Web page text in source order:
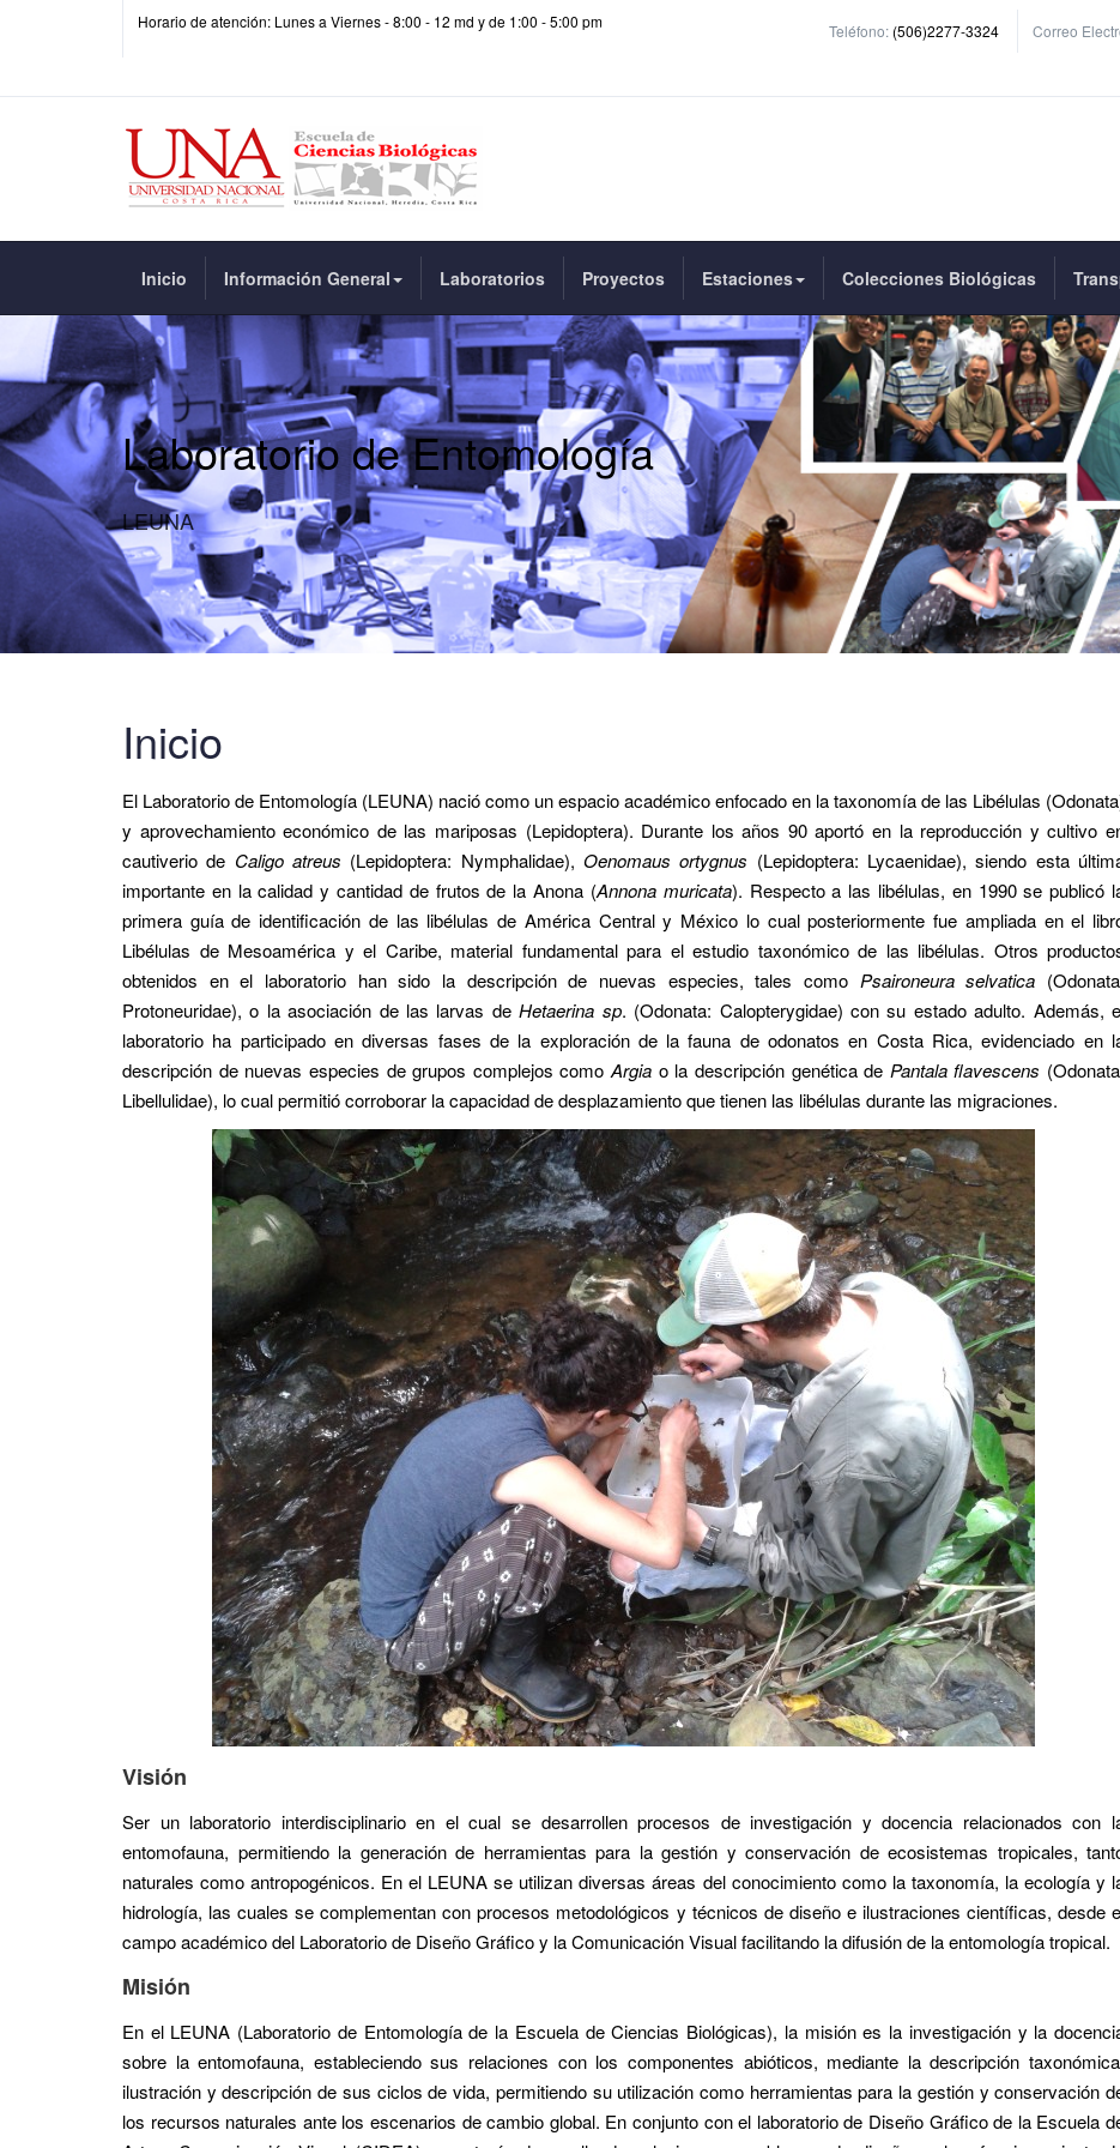
Horario de atención: Lunes a Viernes - 8:00 - 12 md y de 1:00 - 5:00 pm Teléfono: (506)2277-3324 Correo
Inicio Información General Laboratorios Proyectos Estaciones Colecciones Biológicas
Laboratorio de Entomología
LEUNA
Inicio
El Laboratorio de Entomología (LEUNA) nació como un espacio académico enfocado en la taxonomía de las Libélulas
y aprovechamiento económico de las mariposas (Lepidoptera). Durante los años 90 aportó en la reproducción y cultivo
cautiverio de Caligo atreus (Lepidoptera: Nymphalidae),Oenomaus ortygnus (Lepidoptera: Lycaenidae), siendo esta
importante en la calidad y cantidad de frutos de la Anona (Annona muricata). Respecto a las libélulas, en 1990 se publicó
primera guía de identificación de las libélulas de América Central y México lo cual posteriormente fue ampliada en el
Libélulas de Mesoamérica y el Caribe, material fundamental para el estudio taxonómico de las libélulas. Otros
obtenidos en el laboratorio han sido la descripción de nuevas especies, tales como Psaironeura selvatica
Protoneuridae), o la asociación de las larvas deHetaerina sp. (Odonata: Calopterygidae) con su estado adulto. Además,
laboratorio ha participado en diversas fases de la exploración de la fauna de odonatos en Costa Rica, evidenciado en
descripción de nuevas especies de grupos complejos como Argia o la descripción genética de Pantala flavescens
Libellulidae), lo cual permitió corroborar la capacidad de desplazamiento que tienen las libélulas durante las migraciones.
Visión
Ser un laboratorio interdisciplinario en el cual se desarrollen procesos de investigación y docencia relacionados con
entomofauna, permitiendo la generación de herramientas para la gestión y conservación de ecosistemas tropicales,
naturales como antropogénicos. En el LEUNA se utilizan diversas áreas del conocimiento como la taxonomía, la ecología y
hidrología, las cuales se complementan con procesos metodológicos y técnicos de diseño e ilustraciones científicas, desde
campo académico del Laboratorio de Diseño Gráfico y la Comunicación Visual facilitando la difusión de la entomología tropical.
Misión
En el LEUNA (Laboratorio de Entomología de la Escuela de Ciencias Biológicas), la misión es la investigación y la
sobre la entomofauna, estableciendo sus relaciones con los componentes abióticos, mediante la descripción
ilustración y descripción de sus ciclos de vida, permitiendo su utilización como herramientas para la gestión y conservación
los recursos naturales ante los escenarios de cambio global. En conjunto con el laboratorio de Diseño Gráfico de la Escuela